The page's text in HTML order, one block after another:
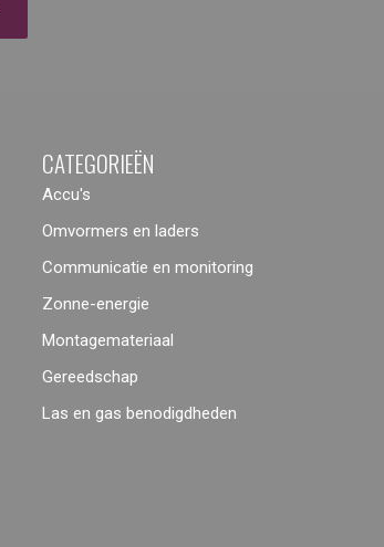
CATEGORIEËN
Accu's
Omvormers en laders
Communicatie en monitoring
Zonne-energie
Montagemateriaal
Gereedschap
Las en gas benodigdheden